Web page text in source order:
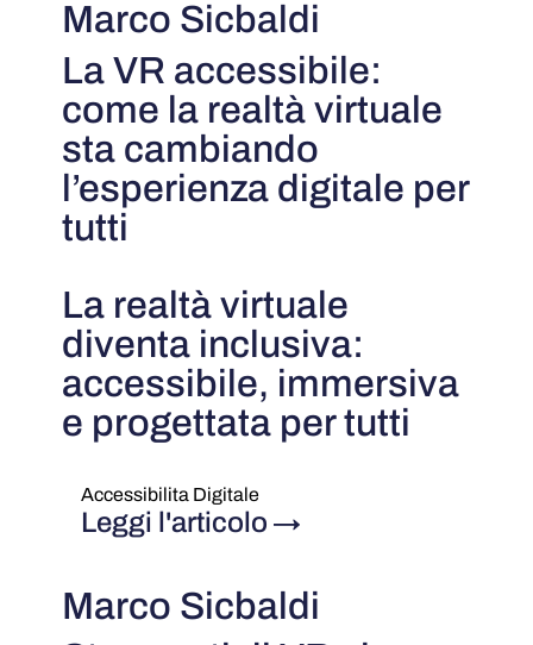
Marco Sicbaldi
La VR accessibile:
come la realtà virtuale
sta cambiando
l’esperienza digitale per
tutti
La realtà virtuale
diventa inclusiva:
accessibile, immersiva
e progettata per tutti
Accessibilita Digitale
Leggi l'articolo →
Marco Sicbaldi